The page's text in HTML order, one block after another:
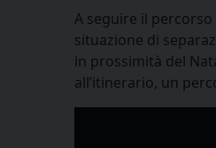
A seguire il
situazione di
in prossimità del
all’itinerario, un